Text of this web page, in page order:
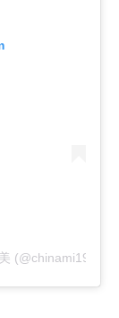
(@chinami1991)